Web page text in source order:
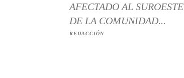
AFECTADO AL SUROESTE
DE LA COMUNIDAD...
REDACCIÓN